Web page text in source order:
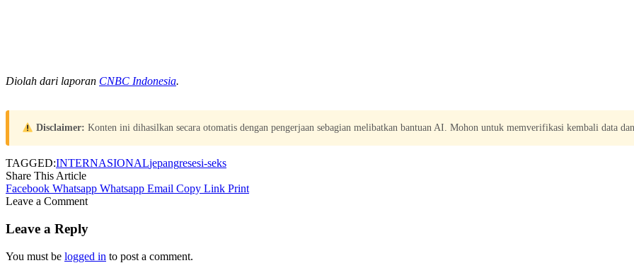
Diolah dari laporan CNBC Indonesia.
Disclaimer: Konten ini dihasilkan secara otomatis dengan pengerjaan sebagian melibatkan bantuan AI. Mohon untuk memverifikasi kembali data
TAGGED:INTERNASIONALjepangresesi-seks
Share This Article
Facebook Whatsapp Whatsapp Email Copy Link Print
Leave a Comment
Leave a Reply
You must be logged in to post a comment.